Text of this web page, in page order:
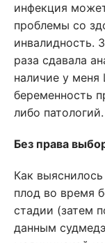
инфекция
проблемы со
инвалидность.
раза сдавала
наличие у
беременность
либо патологий.
Без права
Как
плод во время
стадии (затем
данным